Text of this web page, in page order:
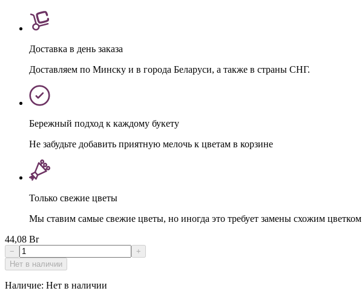
Доставка в день заказа
Доставляем по Минску и в города Беларуси, а также в страны СНГ.
Бережный подход к каждому букету
Не забудьте добавить приятную мелочь к цветам в корзине
Только свежие цветы
Мы ставим самые свежие цветы, но иногда это требует замены схожим цветком
44,08 Br
−
+
Нет в наличии
Наличие: Нет в наличии